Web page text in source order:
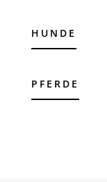
HUNDE
PFERDE